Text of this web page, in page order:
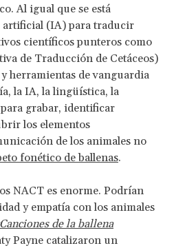
Al igual que se está
artificial (IA) para traducir
científicos punteros como
de Traducción de Cetáceos)
herramientas de vanguardia
la IA, la lingüística, la
grabar, identificar
los elementos
de los animales no
fonético de ballenas.
NACT es enorme. Podrían
y empatía con los animales
Canciones de la ballena
Payne catalizaron un